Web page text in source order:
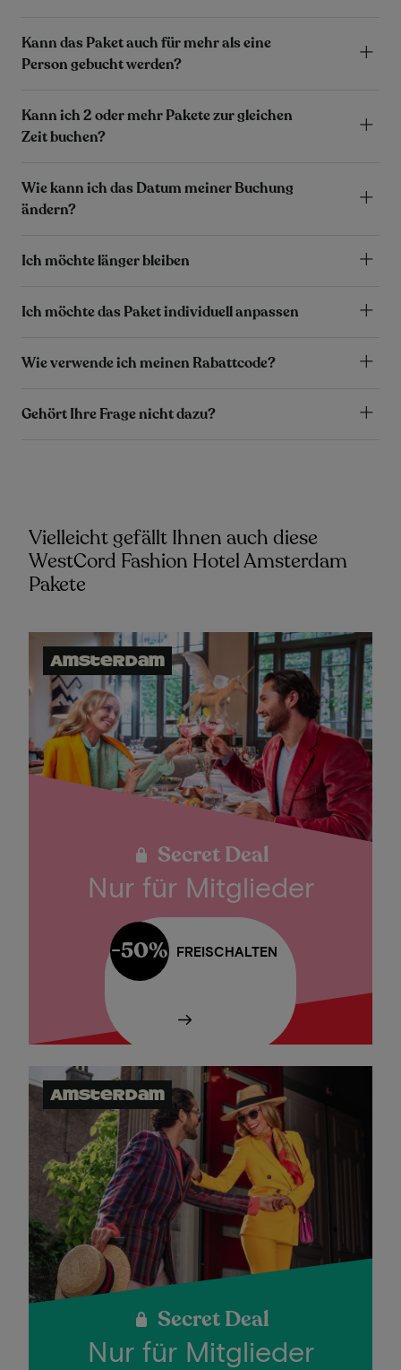
Kann das Paket auch für mehr als eine
Person gebucht werden?
Kann ich 2 oder mehr Pakete zur gleichen
Zeit buchen?
Wie kann ich das Datum meiner Buchung
ändern?
Ich möchte länger bleiben
Ich möchte das Paket individuell anpassen
Wie verwende ich meinen Rabattcode?
Gehört Ihre Frage nicht dazu?
Vielleicht gefällt Ihnen auch diese
WestCord Fashion Hotel Amsterdam
Pakete
Amsterdam
Secret Deal
Nur für Mitglieder
FREISCHALTEN
-50%
Amsterdam
Secret Deal
Nur für Mitglieder